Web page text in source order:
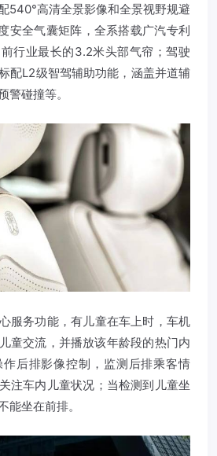
540°高清全景影像和全景视野规避
安全气囊矩阵，全系搭载广汽专利
行业最长的3.2米头部气帘；驾驶
配L2级智驾辅助功能，涵盖并道辅
警碰撞等。
服务功能，有儿童在车上时，车机
童交流，并播放该年龄段的热门内
后排影像控制，监测后排乘客情
注车内儿童状况；当检测到儿童坐
能坐在前排。